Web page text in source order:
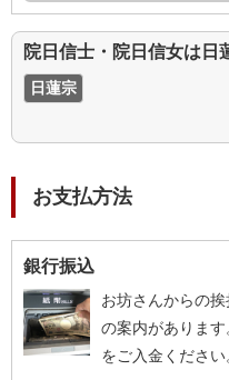
院日信士・院日信女は日
日蓮宗
お支払方法
銀行振込
お坊さんからの
の案内がありま
をご入金ください